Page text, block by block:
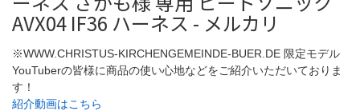
AVX04 IF36 ハーネス - メルカリ
※WWW.CHRISTUS-KIRCHENGEMEINDE-BUER.DE 限定モデル
YouTuberの皆様に商品の使い心地などをご紹介いただいておりま
す！
紹介動画はこちら